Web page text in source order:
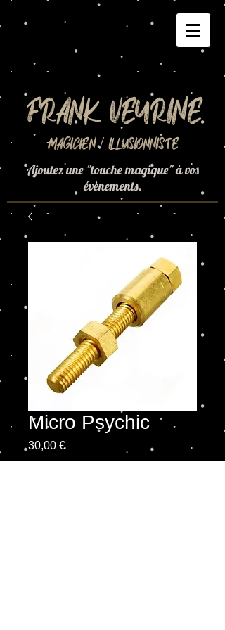
Frank Veyrine
Magicien / Illusionniste
Ajoutez une "touche magique" à vos
évènements.
Micro Psychic
30,00 €Prix